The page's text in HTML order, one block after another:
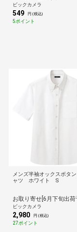
ビックカメラ
549 円 (税込)
5ポイント
メンズ半袖オックスボタ
ャツ ホワイト S
お取り寄せ[6月下旬出荷
ビックカメラ
2,980 円 (税込)
27ポイント